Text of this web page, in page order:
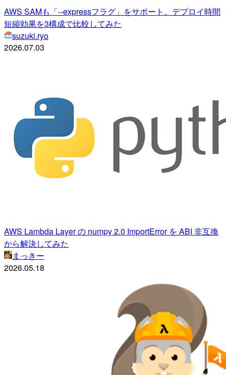
AWS SAMも「--expressフラグ」をサポート。デプロイ時間
短縮効果を3構成で比較してみた
suzuki.ryo
2026.07.03
AWS Lambda Layer の numpy 2.0 ImportError を ABI 非互換
から解決してみた
まっきー
2026.05.18